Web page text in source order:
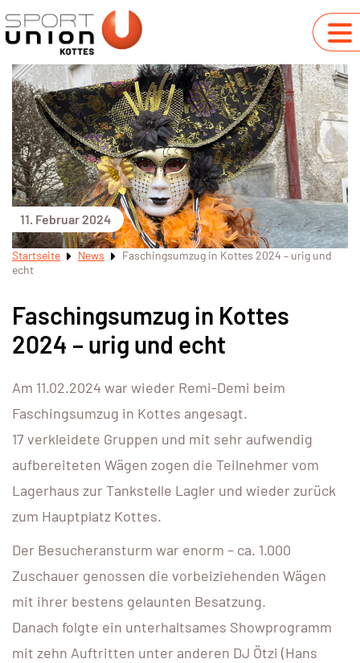
11. Februar 2024
Startseite News
Faschingsumzug in Kottes 2024 – urig und
echt
Faschingsumzug in Kottes
2024 – urig und echt
Am 11.02.2024 war wieder Remi-Demi beim
Faschingsumzug in Kottes angesagt.
17 verkleidete Gruppen und mit sehr aufwendig
aufbereiteten Wägen zogen die Teilnehmer vom
Lagerhaus zur Tankstelle Lagler und wieder zurück
zum Hauptplatz Kottes.
Der Besucheransturm war enorm – ca. 1.000
Zuschauer genossen die vorbeiziehenden Wägen
mit ihrer bestens gelaunten Besatzung.
Danach folgte ein unterhaltsames Showprogramm
mit zehn Auftritten unter anderen DJ Ötzi (Hans